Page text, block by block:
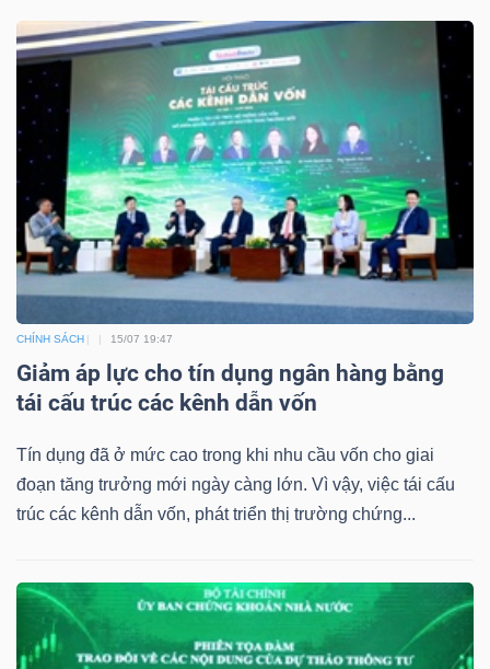
CHÍNH SÁCH 15/07 19:47
Giảm áp lực cho tín dụng ngân hàng bằng
tái cấu trúc các kênh dẫn vốn
Tín dụng đã ở mức cao trong khi nhu cầu vốn cho giai
đoạn tăng trưởng mới ngày càng lớn. Vì vậy, việc tái cấu
trúc các kênh dẫn vốn, phát triển thị trường chứng...